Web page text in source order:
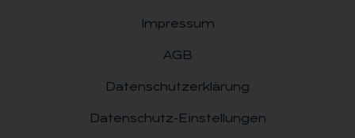
Impressum
AGB
Datenschutzerklärung
Datenschutz-Einstellungen